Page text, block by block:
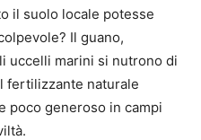
il suolo locale potesse
Il guano,
uccelli marini si nutrono di
fertilizzante naturale
poco generoso in campi